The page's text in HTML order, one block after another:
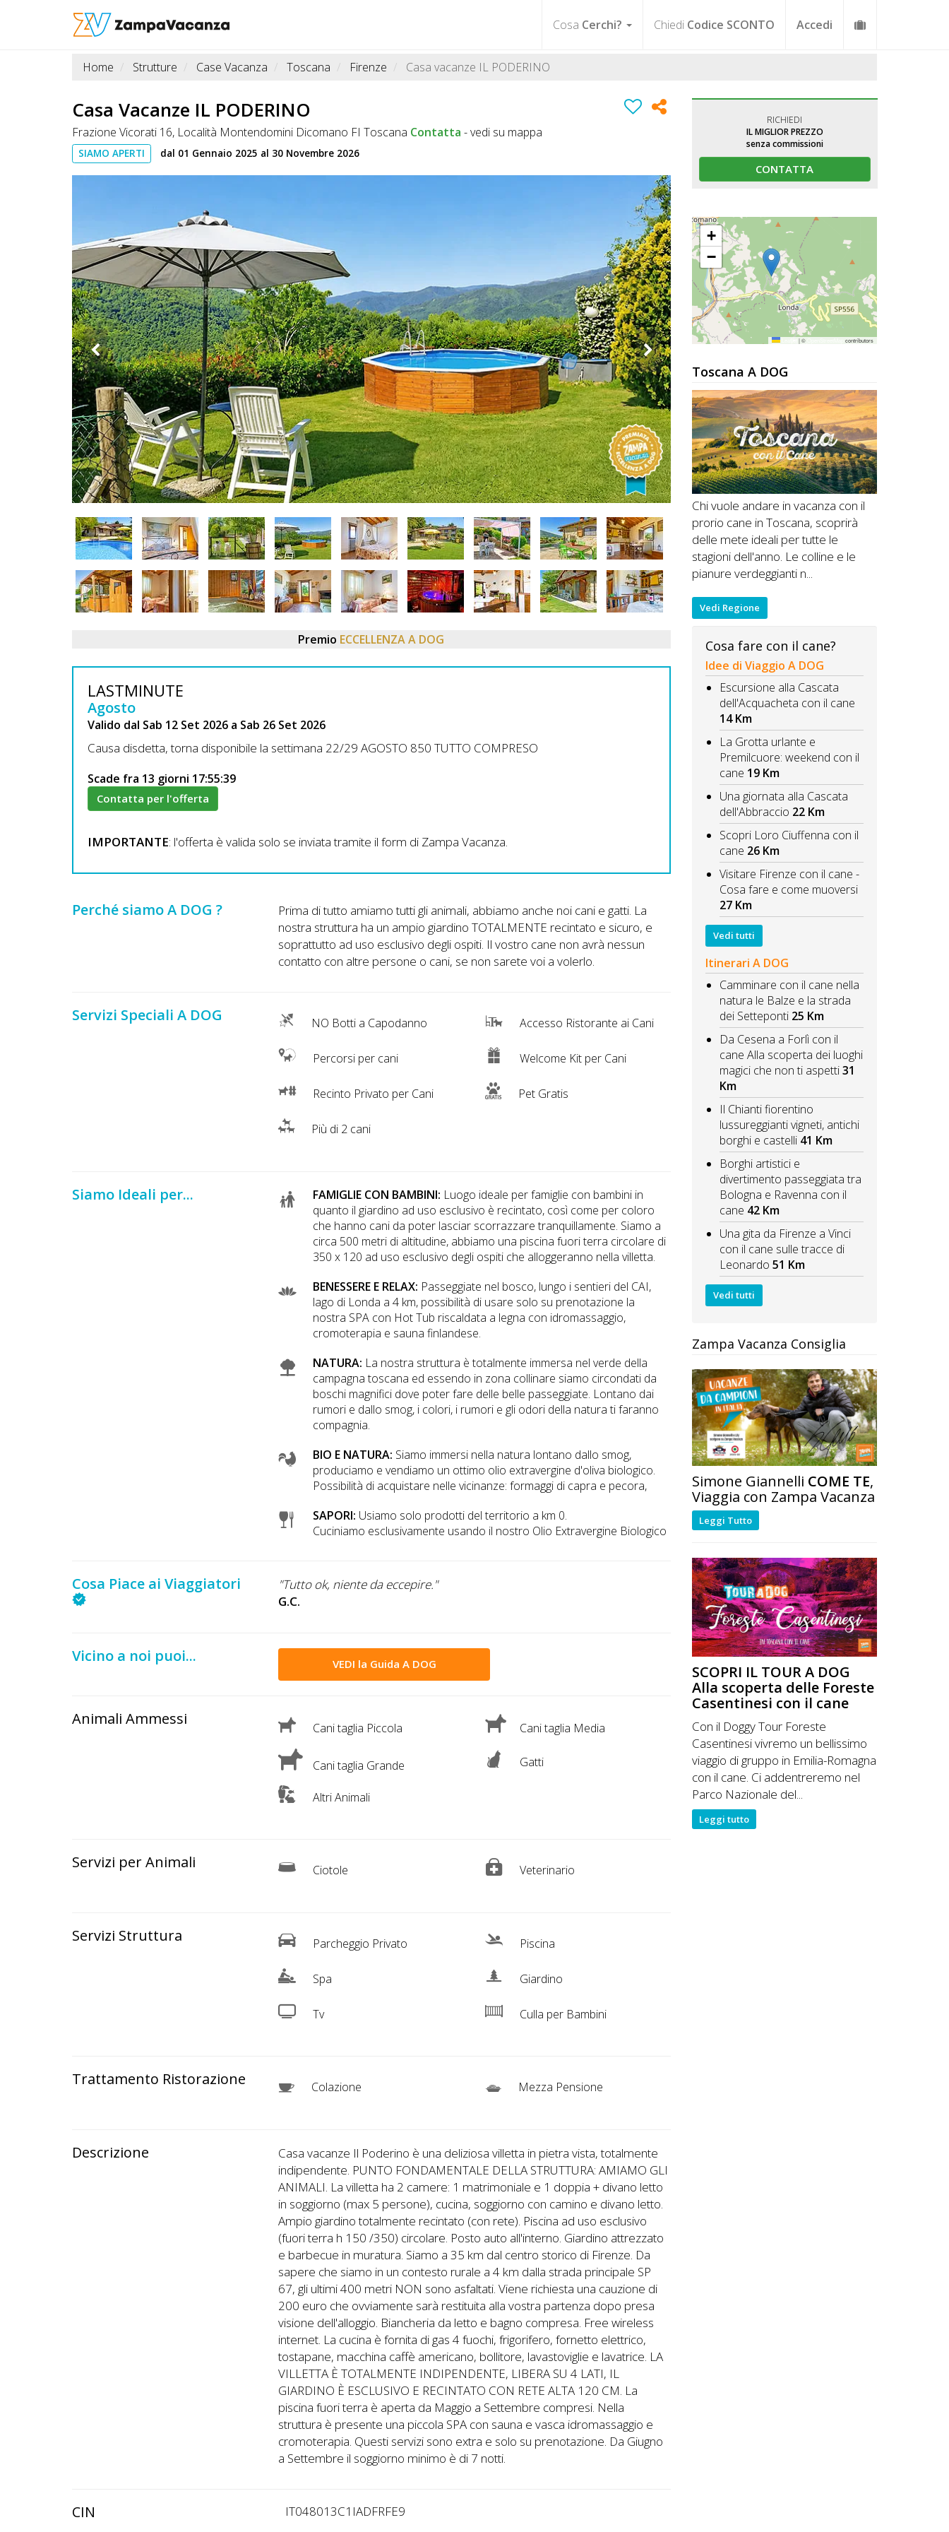
Cosa Cerchi? Chiedi Codice SCONTO Accedi
STRUTTURE
LUOGHI
OFFERTE
CHIEDI
CODICE
SCONTO
Video
Tutorial
Inserisci
Home Strutture Case Vacanza Toscana Firenze Casa vacanze IL PODERINO
Casa Vacanze IL PODERINO
Frazione Vicorati 16, Località Montendomini Dicomano FI Toscana Contatta -vedi su mappa
SIAMO APERTI dal 01 Gennaio 2025 al 30 Novembre 2026
Premio ECCELLENZA A DOG
LASTMINUTE
Agosto
Valido dal Sab 12 Set 2026 a Sab 26 Set 2026
Causa disdetta, torna disponibile la settimana 22/29 AGOSTO 850 TUTTO COMPRESO
Scade fra 13 giorni 17:55:38
Contatta per l'offerta
IMPORTANTE: l'offerta è valida solo se inviata tramite il form di Zampa Vacanza.
Perché siamo A DOG ?
Prima di tutto amiamo tutti gli animali, abbiamo anche noi cani e gatti. La
nostra struttura ha un ampio giardino TOTALMENTE recintato e sicuro, e
soprattutto ad uso esclusivo degli ospiti. Il vostro cane non avrà nessun
contatto con altre persone o cani, se non sarete voi a volerlo.
Servizi Speciali A DOG NO Botti a Capodanno Accesso Ristorante ai Cani
Percorsi per cani Welcome Kit per Cani
Recinto Privato per Cani Pet Gratis
Più di 2 cani
Siamo Ideali per... FAMIGLIE CON BAMBINI: Luogo ideale per famiglie con bambini in
quanto il giardino ad uso esclusivo è recintato, così come per coloro
che hanno cani da poter lasciar scorrazzare tranquillamente. Siamo a
circa 500 metri di altitudine, abbiamo una piscina fuori terra circolare di
350 x 120 ad uso esclusivo degli ospiti che alloggeranno nella villetta.
BENESSERE E RELAX: Passeggiate nel bosco, lungo i sentieri del CAI,
lago di Londa a 4 km, possibilità di usare solo su prenotazione la
nostra SPA con Hot Tub riscaldata a legna con idromassaggio,
cromoterapia e sauna finlandese.
NATURA: La nostra struttura è totalmente immersa nel verde della
campagna toscana ed essendo in zona collinare siamo circondati da
boschi magnifici dove poter fare delle belle passeggiate. Lontano dai
rumori e dallo smog, i colori, i rumori e gli odori della natura ti faranno
compagnia.
BIO E NATURA: Siamo immersi nella natura lontano dallo smog,
produciamo e vendiamo un ottimo olio extravergine d'oliva biologico.
Possibilità di acquistare nelle vicinanze: formaggi di capra e pecora,
SAPORI: Usiamo solo prodotti del territorio a km 0.
Cuciniamo esclusivamente usando il nostro Olio Extravergine Biologico
Cosa Piace ai Viaggiatori
"Tutto ok, niente da eccepire."
G.C.
Vicino a noi puoi... VEDI la Guida A DOG
Animali Ammessi Cani taglia Piccola Cani taglia Media
Cani taglia Grande Gatti
Altri Animali
Servizi per Animali Ciotole Veterinario
Servizi Struttura Parcheggio Privato Piscina
Spa Giardino
Tv Culla per Bambini
Trattamento Ristorazione Colazione Mezza Pensione
Descrizione
Casa vacanze Il Poderino è una deliziosa villetta in pietra vista, totalmente
indipendente. PUNTO FONDAMENTALE DELLA STRUTTURA: AMIAMO GLI
ANIMALI. La villetta ha 2 camere: 1 matrimoniale e 1 doppia + divano letto
in soggiorno (max 5 persone), cucina, soggiorno con camino e divano letto.
Ampio giardino totalmente recintato (con rete). Piscina ad uso esclusivo
(fuori terra h 150 /350) circolare. Posto auto all'interno. Giardino attrezzato
e barbecue in muratura. Siamo a 35 km dal centro storico di Firenze. Da
sapere che siamo in un contesto rurale a 4 km dalla strada principale SP
67, gli ultimi 400 metri NON sono asfaltati. Viene richiesta una cauzione di
200 euro che ovviamente sarà restituita alla vostra partenza dopo presa
visione dell'alloggio. Biancheria da letto e bagno compresa. Free wireless
internet. La cucina è fornita di gas 4 fuochi, frigorifero, fornetto elettrico,
tostapane, macchina caffè americano, bollitore, lavastoviglie e lavatrice. LA
VILLETTA È TOTALMENTE INDIPENDENTE, LIBERA SU 4 LATI, IL
GIARDINO È ESCLUSIVO E RECINTATO CON RETE ALTA 120 CM. La
piscina fuori terra è aperta da Maggio a Settembre compresi. Nella
struttura è presente una piccola SPA con sauna e vasca idromassaggio e
cromoterapia. Questi servizi sono extra e solo su prenotazione. Da Giugno
a Settembre il soggiorno minimo è di 7 notti.
CIN IT048013C1IADFRFE9
RICHIEDI
IL MIGLIOR PREZZO
senza commissioni
CONTATTA
+
−
|© contributors
Toscana A DOG
Chi vuole andare in vacanza con il
prorio cane in Toscana, scoprirà
delle mete ideali per tutte le
stagioni dell'anno. Le colline e le
pianure verdeggianti n...
Vedi Regione
Cosa fare con il cane?
Idee di Viaggio A DOG
Escursione alla Cascata
dell'Acquacheta con il cane
14 Km
La Grotta urlante e
Premilcuore: weekend con il
cane 19 Km
Una giornata alla Cascata
dell'Abbraccio 22 Km
Scopri Loro Ciuffenna con il
cane 26 Km
Visitare Firenze con il cane -
Cosa fare e come muoversi
27 Km
Vedi tutti
Itinerari A DOG
Camminare con il cane nella
natura le Balze e la strada
dei Setteponti 25 Km
Da Cesena a Forlì con il
cane Alla scoperta dei luoghi
magici che non ti aspetti 31
Km
Il Chianti fiorentino
lussureggianti vigneti, antichi
borghi e castelli 41 Km
Borghi artistici e
divertimento passeggiata tra
Bologna e Ravenna con il
cane 42 Km
Una gita da Firenze a Vinci
con il cane sulle tracce di
Leonardo 51 Km
Vedi tutti
Zampa Vacanza Consiglia
Simone Giannelli COME TE,
Viaggia con Zampa Vacanza
Leggi Tutto
SCOPRI IL TOUR A DOG
Alla scoperta delle Foreste
Casentinesi con il cane
Con il Doggy Tour Foreste
Casentinesi vivremo un bellissimo
viaggio di gruppo in Emilia-Romagna
con il cane. Ci addentreremo nel
Parco Nazionale del...
Leggi tutto